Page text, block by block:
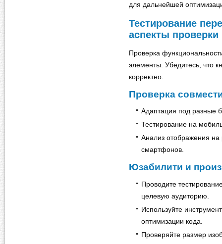
для дальнейшей
Тестирование
аспекты проверки
Проверка
элементы. Убедитесь, что
корректно.
Проверка
Адаптация под разные
Тестирование на
Анализ отображения на
смартфонов.
Юзабилити и
Проводите
целевую аудиторию.
Используйте
оптимизации кода.
Проверяйте размер